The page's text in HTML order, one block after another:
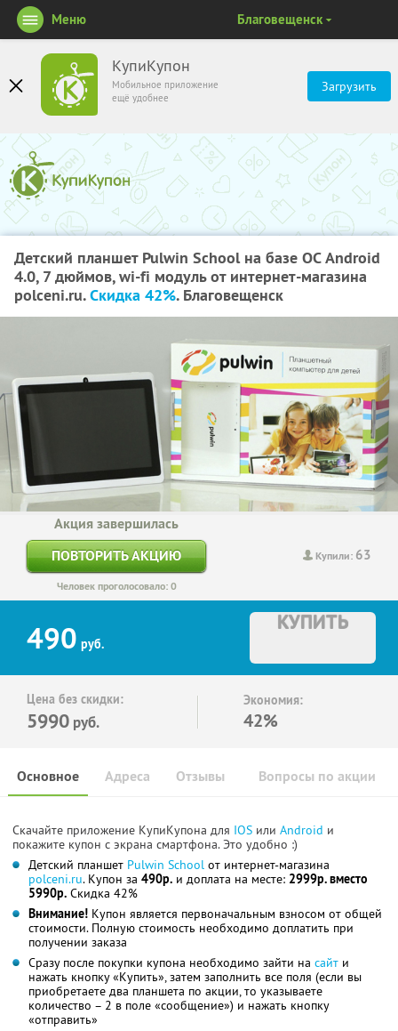
КупиКупон
Мобильное приложение
ещё удобнее
Загрузить
Меню Благовещенск
Детский планшет Pulwin School на базе ОС Android
4.0, 7 дюймов, wi-fi модуль от интернет-магазина
polceni.ru.Скидка 42%. Благовещенск
Купили: 63
Акция завершилась
ПОВТОРИТЬ АКЦИЮ
Человек проголосовало: 0
490 руб.
КУПИТЬ
Цена без скидки:
5990 руб.
Экономия:
42%
Основное Отзывы Вопросы по акции
Адреса
Скачайте приложение КупиКупона для IOS или Android и
покажите купон с экрана смартфона. Это удобно :)
Детский планшет Pulwin School от интернет-магазина
polceni.ru. Купон за 490р. и доплата на месте: 2999р. вместо
5990р. Скидка 42%
Внимание! Купон является первоначальным взносом от общей
стоимости. Полную стоимость необходимо доплатить при
получении заказа
Сразу после покупки купона необходимо зайти на сайт и
нажать кнопку «Купить», затем заполнить все поля (если вы
приобретаете два планшета по акции, то указываете
количество – 2 в поле «сообщение») и нажать кнопку
«отправить»